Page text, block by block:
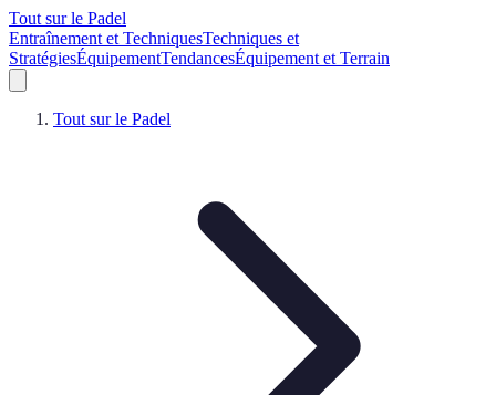
Tout sur le Padel
Entraînement et TechniquesTechniques et
StratégiesÉquipementTendancesÉquipement et Terrain
Tout sur le Padel